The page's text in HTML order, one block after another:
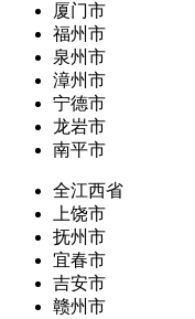
厦门市
福州市
泉州市
漳州市
宁德市
龙岩市
南平市
全江西省
上饶市
抚州市
宜春市
吉安市
赣州市